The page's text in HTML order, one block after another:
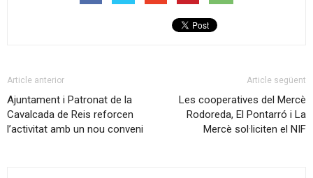
Article anterior
Ajuntament i Patronat de la
Cavalcada de Reis reforcen
l’activitat amb un nou conveni
Article següent
Les cooperatives del Mercè
Rodoreda, El Pontarró i La
Mercè sol·liciten el NIF